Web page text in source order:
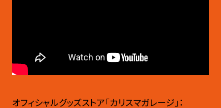
オフィシャルグッズストア「カリスマガレージ」：